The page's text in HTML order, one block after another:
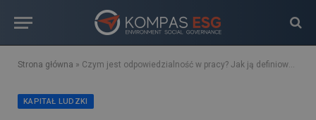
Strona główna » Czym jest odpowiedzialność w pracy? Jak ją definiować i stosować w życiu codziennym?
KAPITAŁ LUDZKI